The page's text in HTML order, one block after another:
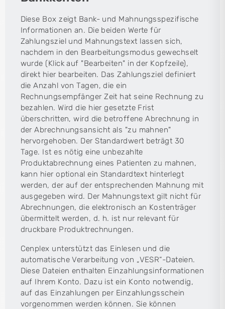
Diese Box zeigt Bank- und Mahnungsspezifische
Informationen an. Die beiden Werte für
Zahlungsziel und Mahnungstext lassen sich,
nachdem in den Bearbeitungsmodus gewechselt
wurde (Klick auf "Bearbeiten" in der Kopfzeile),
direkt hier bearbeiten. Das Zahlungsziel definiert
die Anzahl von Tagen, die ein
Rechnungsempfänger Zeit hat seine Rechnung zu
bezahlen. Wird die hier gesetzte Frist
überschritten, wird die betroffene Abrechnung in
der Abrechnungsansicht als "zu mahnen"
hervorgehoben. Der Standardwert beträgt 30
Tage. Ist es nötig eine unbezahlte
Produktabrechnung eines Patienten zu mahnen,
kann hier optional ein Standardtext hinterlegt
werden, der auf der entsprechenden Mahnung mit
ausgegeben wird. Der Mahnungstext gilt nicht für
Abrechnungen, die elektronisch an Kostenträger
übermittelt werden, d. h. ist nur relevant für
druckbare Produktrechnungen.
Cenplex unterstützt das Einlesen und die
automatische Verarbeitung von „VESR“-Dateien.
Diese Dateien enthalten Einzahlungsinformationen
auf Ihrem Konto. Dazu ist ein Konto notwendig,
auf das Einzahlungen per Einzahlungsschein
vorgenommen werden können. Sie können